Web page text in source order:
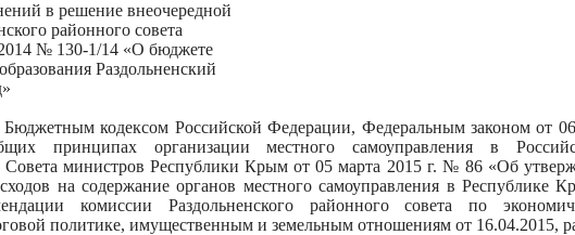
в решение внеочередной
районного совета
№ 130-1/14 «О бюджете
Раздольненский
Бюджетным кодексом Российской Федерации, Федеральным законом от
принципах организации местного самоуправления в
Совета министров Республики Крым от 05 марта 2015 г. № 86 «Об
на содержание органов местного самоуправления в Республике
комиссии Раздольненского районного совета по
политике, имущественным и земельным отношениям от 16.04.2015,